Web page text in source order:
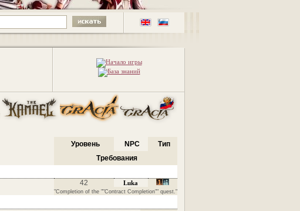
Уровень NPC
Тип
Требования
42 Luka
"Completion of the ""Contract Completion"" quest."